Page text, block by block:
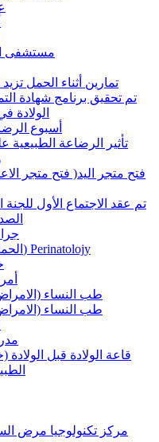
مستشفى
تمارين أثناء الحمل
تم تحقيق برنامج شهادة
الولادة
أسبوع
تأثير الرضاعة الطبيعية
تم عقد الاجتماع الأول
(الحمل العالي الخطورة) Perinatolojy
طب النساء (الامراض
طب النساء (الامراض
مركز تكنولوجيا مرض